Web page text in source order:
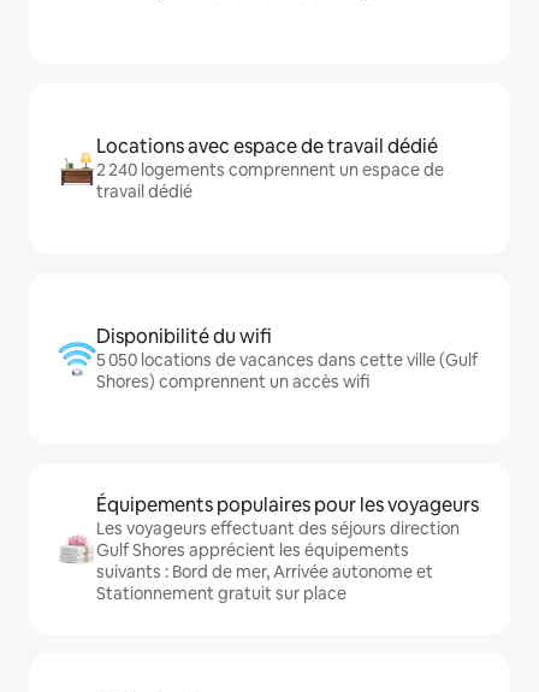
Locations avec espace de travail dédié
2 240 logements comprennent un espace de
travail dédié
Disponibilité du wifi
5 050 locations de vacances dans cette ville (Gulf
Shores) comprennent un accès wifi
Équipements populaires pour les voyageurs
Les voyageurs effectuant des séjours direction
Gulf Shores apprécient les équipements
suivants : Bord de mer, Arrivée autonome et
Stationnement gratuit sur place